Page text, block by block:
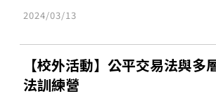
2024/03/13
【校外活動】公平交易法與多
法訓練營